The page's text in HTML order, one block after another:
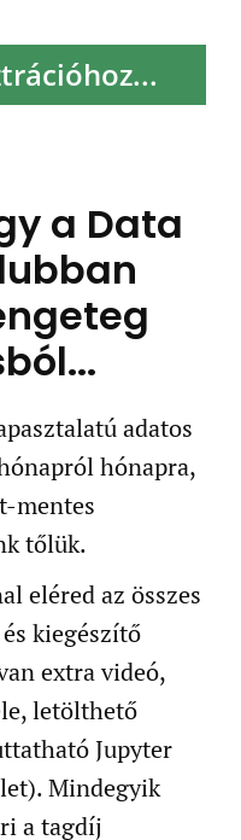
a Data
adatos
hónapra,
mentes
tőlük.
eléred az összes
kiegészítő
extra videó,
letölthető
Jupyter
Mindegyik
a tagdíj